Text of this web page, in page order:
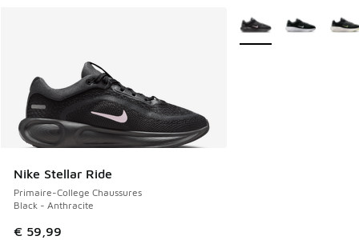
Nike Stellar Ride
Primaire-College Chaussures
Black - Anthracite
€ 59,99
Plus de couleurs